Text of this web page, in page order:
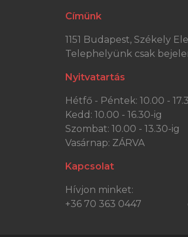
Címünk
1151 Budapest, Székely
Telephelyünk csak
Nyitvatartás
Hétfő - Péntek: 10.00 -
Kedd: 10.00 - 16.30-ig
Szombat: 10.00 - 13.30-ig
Vasárnap: ZÁRVA
Kapcsolat
Hívjon minket:
+36 70 363 0447